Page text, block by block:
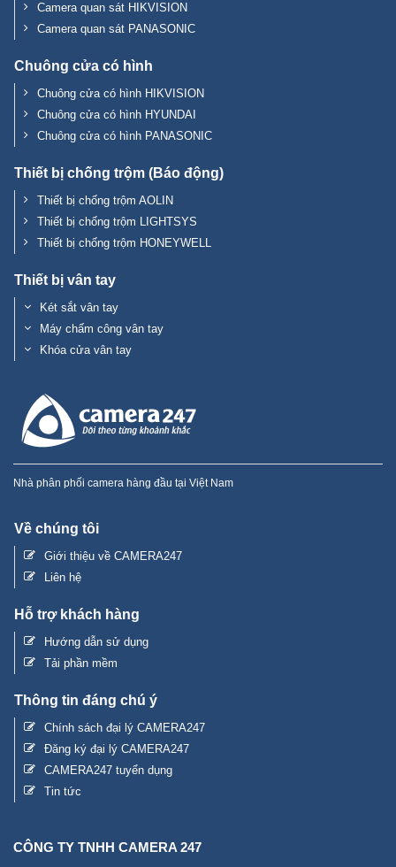
Camera quan sát HIKVISION
Camera quan sát PANASONIC
Chuông cửa có hình
Chuông cửa có hình HIKVISION
Chuông cửa có hình HYUNDAI
Chuông cửa có hình PANASONIC
Thiết bị chống trộm (Báo động)
Thiết bị chống trộm AOLIN
Thiết bị chống trộm LIGHTSYS
Thiết bị chống trộm HONEYWELL
Thiết bị vân tay
Két sắt vân tay
Máy chấm công vân tay
Khóa cửa vân tay
Nhà phân phối camera hàng đầu tại Việt Nam
Về chúng tôi
Giới thiệu về CAMERA247
Liên hệ
Hỗ trợ khách hàng
Hướng dẫn sử dụng
Tải phần mềm
Thông tin đáng chú ý
Chính sách đại lý CAMERA247
Đăng ký đại lý CAMERA247
CAMERA247 tuyển dụng
Tin tức
CÔNG TY TNHH CAMERA 247